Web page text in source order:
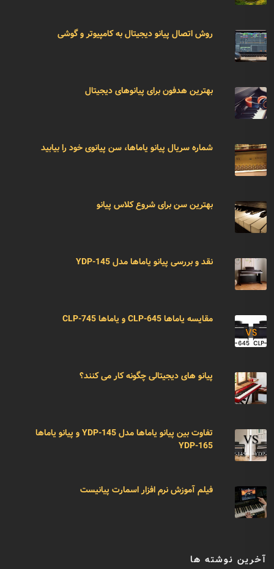
روش اتصال پیانو دیجیتال به کامپیوتر و گوشی
بهترین هدفون برای پیانوهای دیجیتال
شماره سریال پیانو یاماها، سن پیانوی خود را بیابید
بهترین سن برای شروع کلاس پیانو
نقد و بررسی پیانو یاماها مدل YDP-145
مقایسه یاماها CLP-645 و یاماها CLP-745
پیانو های دیجیتالی چگونه کار می کنند؟
تفاوت بین پیانو یاماها مدل YDP-145 و پیانو یاماها
YDP-165
فیلم آموزش نرم افزار اسمارت پیانیست
آخرین نوشته ها